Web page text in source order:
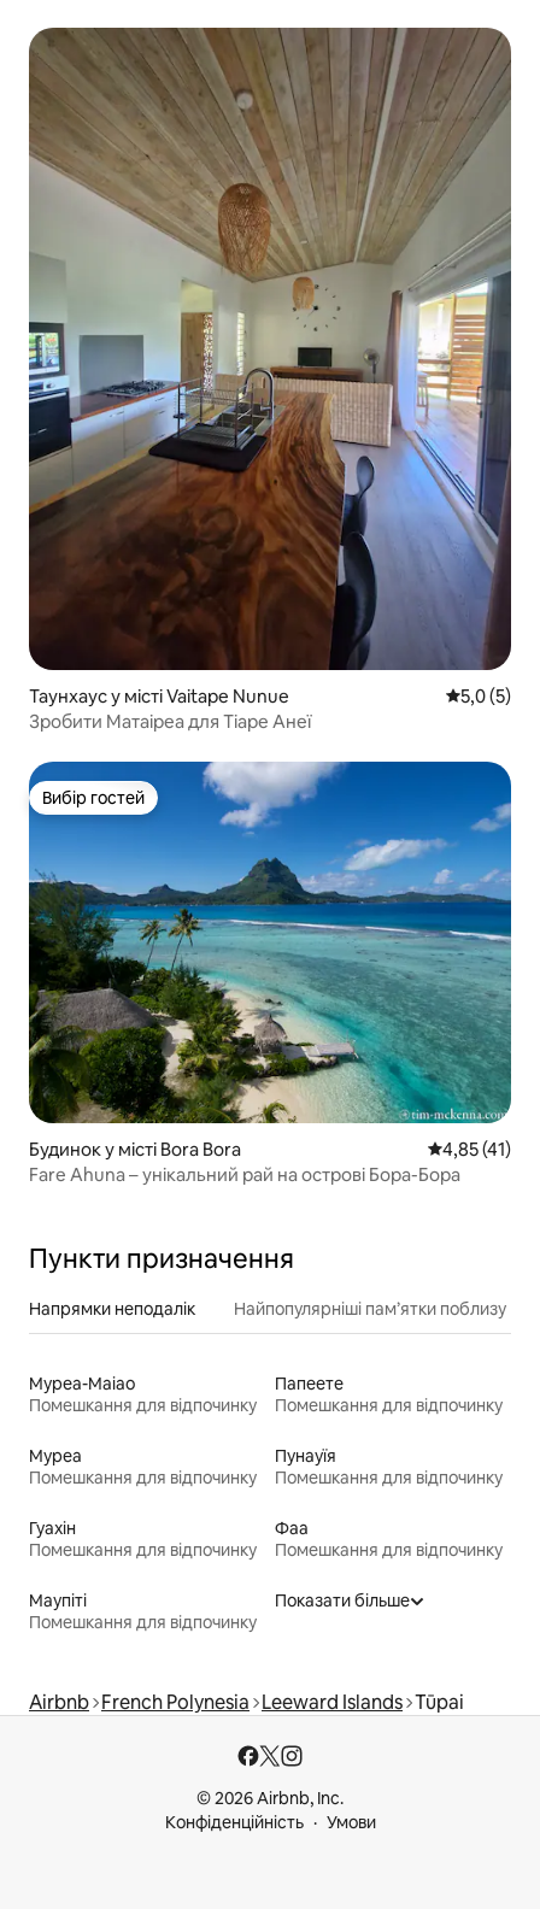
Таунхаус у місті Vaitape Nunue Середня
5,0 (5)
Зробити Матаіреа для Тіаре Анеї
Вибір гостей
Вибір гостей
Будинок у місті Bora Bora Середня
4,85 (41)
Fare Ahuna – унікальний рай на острові Бора-Бора
Пункти призначення
Напрямки неподалік Найпопулярніші пам’ятки поблизу
Муреа-Маіао
Помешкання для відпочинку
Папеете
Помешкання для відпочинку
Муреа
Помешкання для відпочинку
Пунауїя
Помешкання для відпочинку
Гуахін
Помешкання для відпочинку
Фаа
Помешкання для відпочинку
Маупіті
Помешкання для відпочинку
Показати більше
Airbnb French Polynesia Leeward Islands Tūpai
© 2026 Airbnb, Inc.
Конфіденційність
Умови